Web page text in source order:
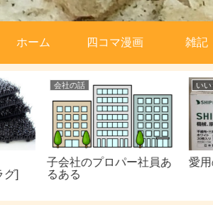
ホーム 四コマ漫画 雑記
グ]
会社の話
子会社のプロパー社員あ
るある
いい
愛用